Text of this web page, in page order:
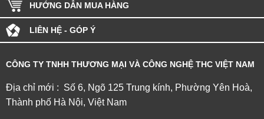
HƯỚNG DẪN MUA HÀNG
LIÊN HỆ - GÓP Ý
CÔNG TY TNHH THƯƠNG MẠI VÀ CÔNG NGHỆ THC VIỆT NAM
Địa chỉ mới : Số 6, Ngõ 125 Trung kính, Phường Yên Hoà,
Thành phố Hà Nội, Việt Nam